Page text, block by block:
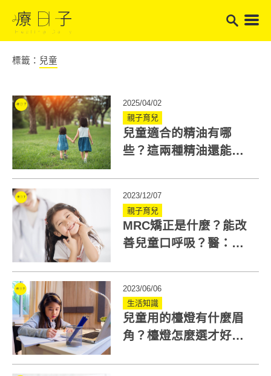
標籤： 兒童
2025/04/02
親子育兒
兒童適合的精油有哪
些？這兩種精油還能幫
2023/12/07
親子育兒
MRC矯正是什麼？能改
善兒童口呼吸？醫：建
2023/06/06
生活知識
兒童用的檯燈有什麼眉
角？檯燈怎麼選才好？